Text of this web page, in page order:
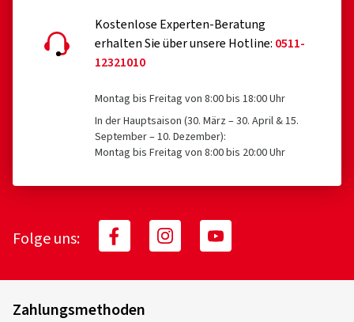
Kostenlose Experten-Beratung
erhalten Sie über unsere Hotline: 0511-
12321010
Montag bis Freitag von 8:00 bis 18:00 Uhr
In der Hauptsaison (30. März – 30. April & 15.
September – 10. Dezember):
Montag bis Freitag von 8:00 bis 20:00 Uhr
Folge uns:
Zahlungsmethoden